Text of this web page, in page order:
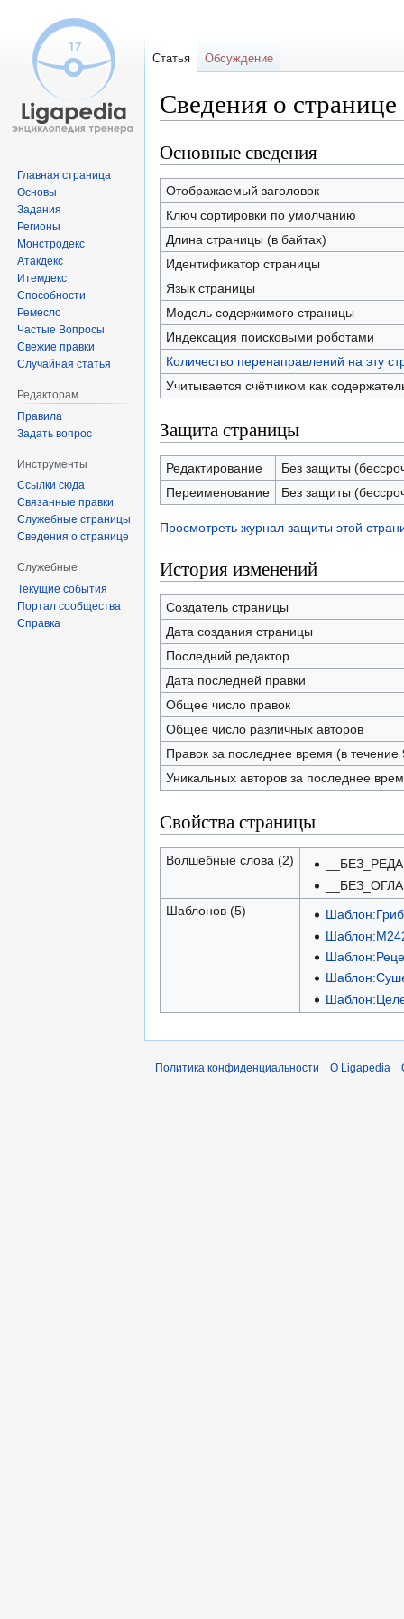
Сведения о
Перейти
к
навигации
Перейти
к
поиску
Основные сведения
Отображаемый заголовок
Ключ сортировки по умолчанию
Длина страницы (в байтах)
Идентификатор страницы
Язык страницы
Модель содержимого страницы
Индексация поисковыми роботами
Количество перенаправлений на эту
Учитывается счётчиком как
Защита страницы
Редактирование
Без защиты
Переименование
Без защиты
Просмотреть журнал защиты этой
История изменений
Создатель страницы
Дата создания страницы
Последний редактор
Дата последней правки
Общее число правок
Общее число различных авторов
Правок за последнее время (в течение
Уникальных авторов за последнее
Свойства страницы
Волшебные слова (2)
Шаблонов (5)
Статья Обсуждение
Главная страница
Основы
Задания
Регионы
Монстродекс
Атакдекс
Итемдекс
Способности
Ремесло
Частые Вопросы
Свежие правки
Случайная статья
Редакторам
Правила
Задать вопрос
Инструменты
Ссылки сюда
Связанные правки
Служебные страницы
Сведения о странице
Служебные
Текущие события
Портал сообщества
Справка
Политика конфиденциальности О Ligapedia